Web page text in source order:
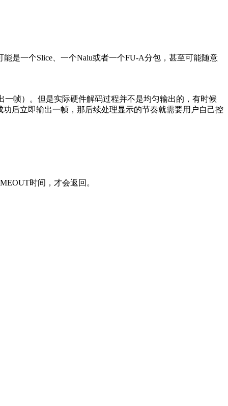
是一个Slice、一个Nalu或者一个FU-A分包，甚至可能随意
一帧）。但是实际硬件解码过程并不是均匀输出的，有时候
后立即输出一帧，那后续处理显示的节奏就需要用户自己控
时间，才会返回。